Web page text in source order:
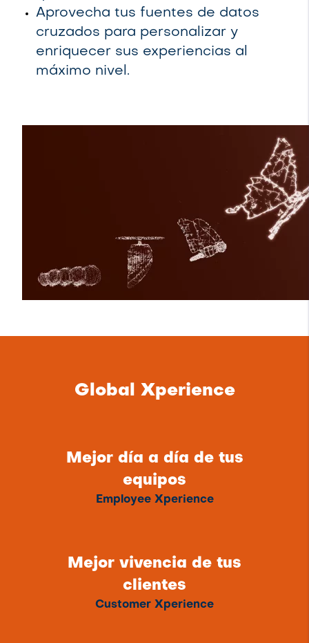
Aprovecha tus fuentes de datos
cruzados para personalizar y
enriquecer sus experiencias al
máximo nivel.
Global Xperience
Mejor día a día de tus
equipos
Employee Xperience
Mejor vivencia de tus
clientes
Customer Xperience